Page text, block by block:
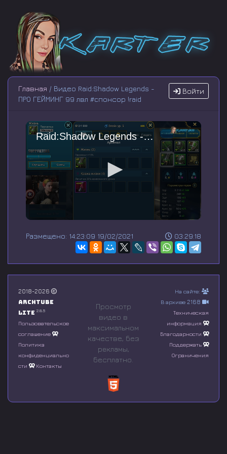
Войти
Главная / Видео Raid:Shadow Legends -
ПРО ГЕЙМИНГ 99 лвл #cпонсор !raid
Raid:Shadow Legends - ПРО ГЕЙМИНГ 99 лвл #cпонсор !raid
e
n
o
f
0
s
o
n
d
03:29:18
Размещено: 14:23:09 19/02/2021
2018-2026
Archtube
Lite 2.8.5
Пользовательское
соглашение
Политика
конфиденциально
сти
Контакты
Просмотр
видео в
максимальном
качестве, без
рeкламы,
бесплатно.
На сайте:
В архиве 2168
Техническая
информация
Благодарности
Поддержать
Ограничения